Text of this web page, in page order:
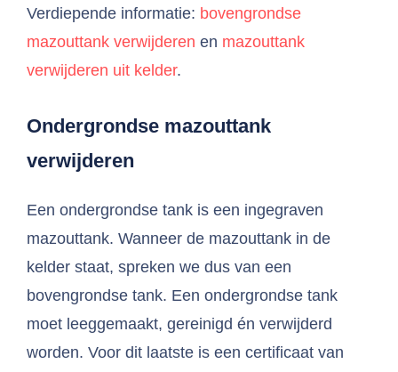
Verdiepende informatie: bovengrondse
mazouttank verwijderen en mazouttank
verwijderen uit kelder.
Ondergrondse mazouttank
verwijderen
Een ondergrondse tank is een ingegraven
mazouttank. Wanneer de mazouttank in de
kelder staat, spreken we dus van een
bovengrondse tank. Een ondergrondse tank
moet leeggemaakt, gereinigd én verwijderd
worden. Voor dit laatste is een certificaat van